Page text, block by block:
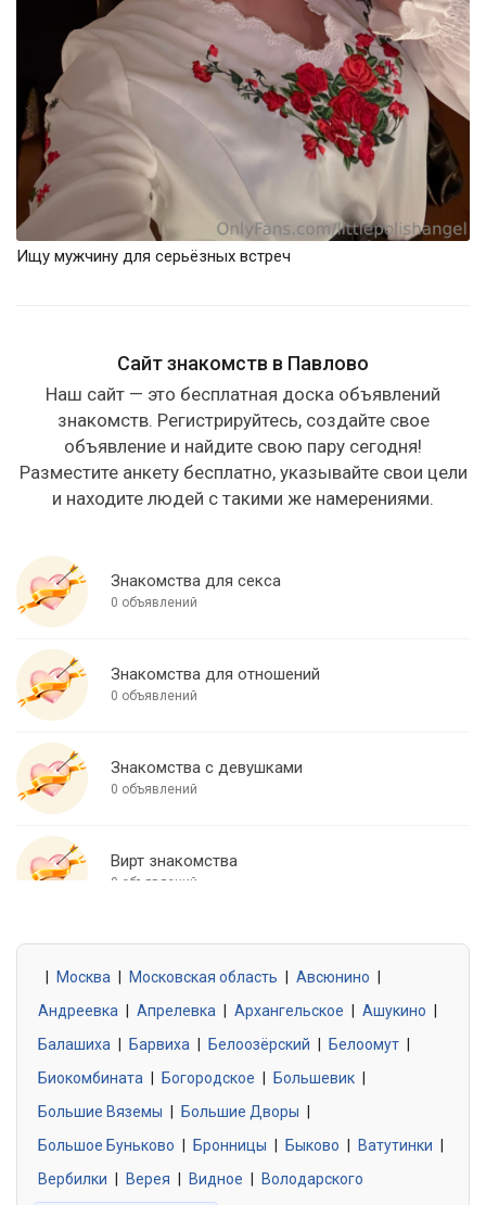
Ищу мужчину для серьёзных встреч
Сайт знакомств в Павлово
Наш сайт — это бесплатная доска объявлений
знакомств. Регистрируйтесь, создайте свое
объявление и найдите свою пару сегодня!
Разместите анкету бесплатно, указывайте свои цели
и находите людей с такими же намерениями.
Знакомства для секса
0 объявлений
Знакомства для отношений
0 объявлений
Знакомства с девушками
0 объявлений
Вирт знакомства
0 объявлений
0 объявлений
Знакомства без обязательств
0 объявлений
Москва Московская область Авсюнино
Андреевка
Апрелевка Архангельское Ашукино
Балашиха
Барвиха Белоозёрский Белоомут
Биокомбината
Богородское Большевик
Большие Вяземы
Большие Дворы
Большое Буньково
Бронницы Быково Ватутинки
Вербилки
Верея Видное Володарского